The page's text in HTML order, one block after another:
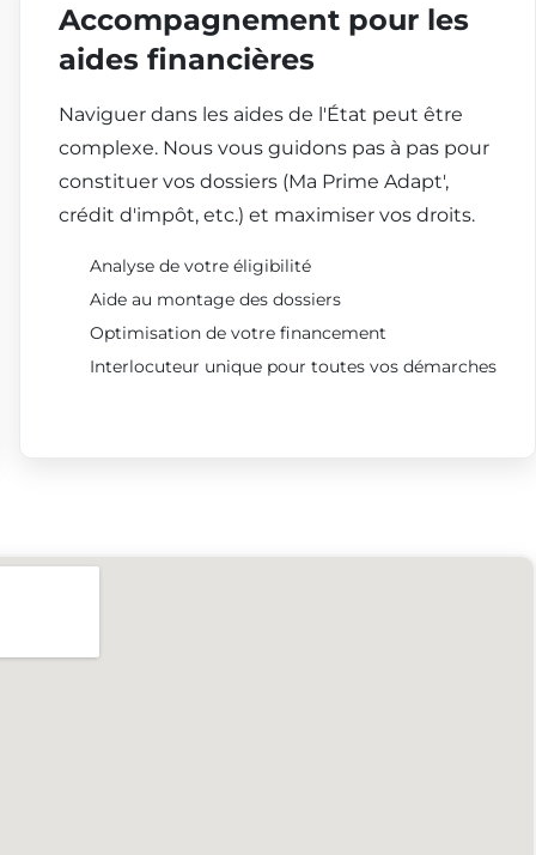
Accompagnement pour les
aides financières
Naviguer dans les aides de l'État peut être
complexe. Nous vous guidons pas à pas pour
constituer vos dossiers (Ma Prime Adapt',
crédit d'impôt, etc.) et maximiser vos droits.
Analyse de votre éligibilité
Aide au montage des dossiers
Optimisation de votre financement
Interlocuteur unique pour toutes vos démarches